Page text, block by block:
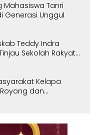
Tanri
Generasi Unggul
Teddy Indra
Sekolah Rakyat
Kelapa
dan